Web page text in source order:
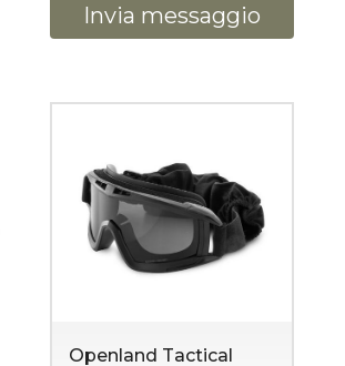
Invia messaggio
Openland Tactical